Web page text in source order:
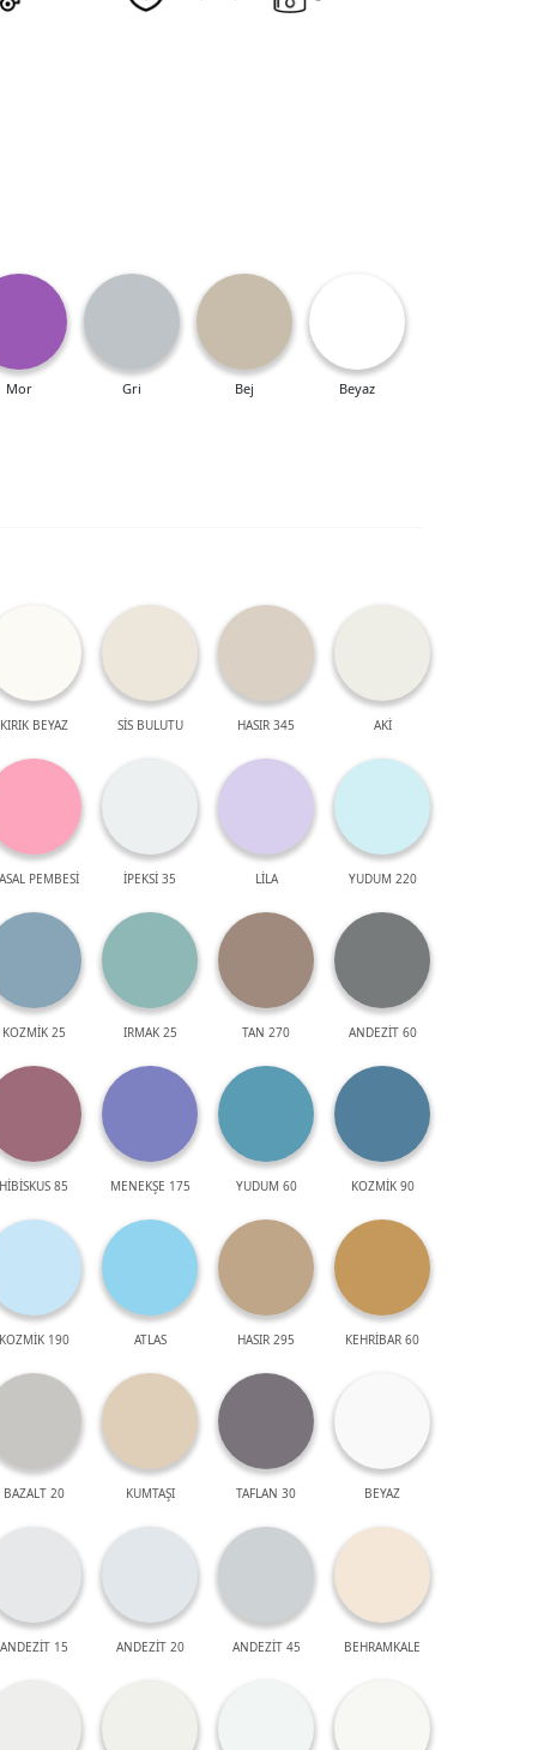
Mor Gri Bej Beyaz
KIRIK BEYAZ SİS BULUTU HASIR 345 AKİ
PEMBESİ İPEKSİ 35 LİLA YUDUM 220
KOZMİK 25 IRMAK 25 TAN 270 ANDEZİT 60
HİBİSKUS 85 MENEKŞE 175 YUDUM 60 KOZMİK 90
KOZMİK 190 ATLAS HASIR 295 KEHRİBAR 60
BAZALT 20 KUMTAŞI TAFLAN 30 BEYAZ
ANDEZİT 15 ANDEZİT 20 ANDEZİT 45 BEHRAMKALE